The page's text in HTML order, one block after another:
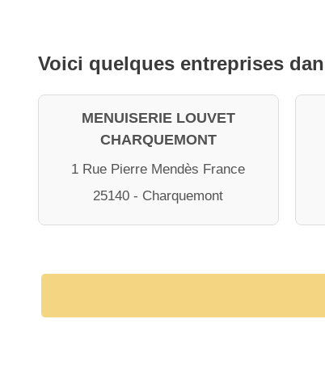
Voici quelques entreprises
MENUISERIE LOUVET
CHARQUEMONT
1 Rue Pierre Mendès France
25140 - Charquemont